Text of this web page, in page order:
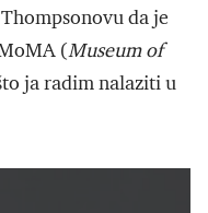
da je
(Museum of
ja radim nalaziti u